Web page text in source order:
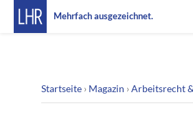
Mehrfach ausgezeichnet.
Startseite › Magazin ›Arbeitsrecht &